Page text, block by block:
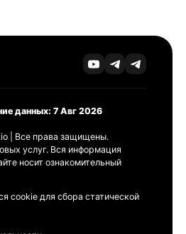
данных: 7 Авг 2026
| Все права защищены.
услуг. Вся информация
носит ознакомительный
cookie для сбора статической